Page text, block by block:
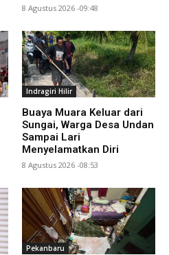
8 Agustus 2026 -09:48
Indragiri Hilir
Buaya Muara Keluar dari
Sungai, Warga Desa Undan
Sampai Lari
Menyelamatkan Diri
8 Agustus 2026 -08:53
Pekanbaru